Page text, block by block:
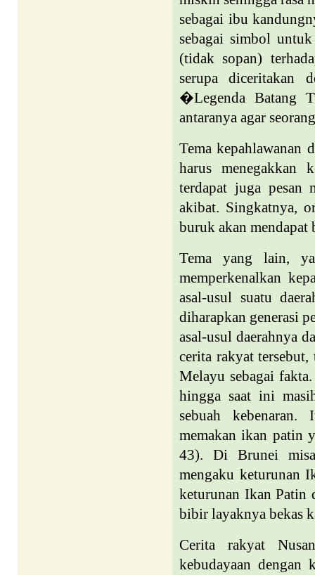
sebagai ibu
sebagai simbol
(tidak sopan)
serupa diceritakan
�Legenda Batang
antaranya agar
Tema kepahlawanan
harus menegakkan
terdapat juga pesan
akibat. Singkatnya,
buruk akan mendapat
Tema yang lain,
memperkenalkan
asal-usul suatu
diharapkan generasi
asal-usul daerahnya
cerita rakyat
Melayu sebagai
hingga saat ini
sebuah kebenaran.
memakan ikan patin
43). Di Brunei
mengaku keturunan
keturunan Ikan Patin
bibir layaknya bekas
Cerita rakyat
kebudayaan dengan